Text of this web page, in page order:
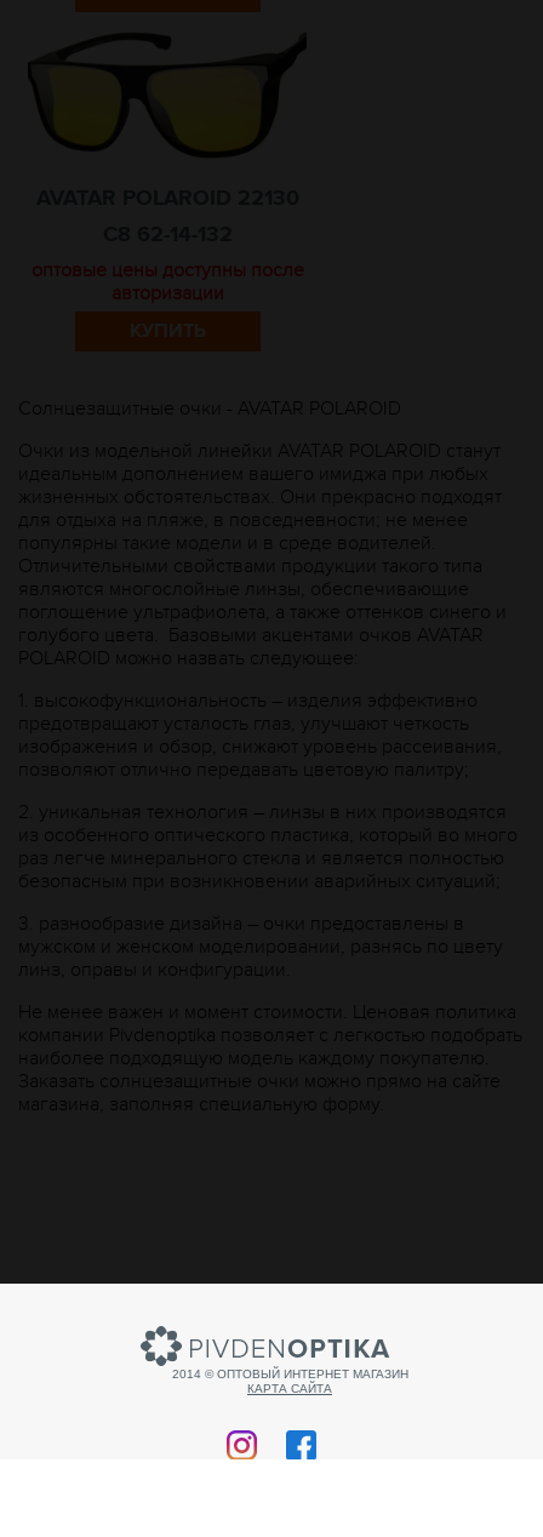
оптовые цены доступны после
авторизации
КУПИТЬ
Солнцезащитные очки - AVATAR POLAROID
Очки из модельной линейки AVATAR POLAROID станут
идеальным дополнением вашего имиджа при любых
жизненных обстоятельствах. Они прекрасно подходят
для отдыха на пляже, в повседневности; не менее
популярны такие модели и в среде водителей.
Отличительными свойствами продукции такого типа
являются многослойные линзы, обеспечивающие
поглощение ультрафиолета, а также оттенков синего и
голубого цвета. Базовыми акцентами очков AVATAR
POLAROID можно назвать следующее:
высокофункциональность – изделия эффективно
предотвращают усталость глаз, улучшают четкость
изображения и обзор, снижают уровень рассеивания,
позволяют отлично передавать цветовую палитру;
2.
уникальная технология – линзы в них производятся
из особенного оптического пластика, который во много
раз легче минерального стекла и является полностью
безопасным при возникновении аварийных ситуаций;
3.
разнообразие дизайна – очки предоставлены в
мужском и женском моделировании, разнясь по цвету
линз, оправы и конфигурации.
Не менее важен и момент стоимости. Ценовая политика
компании Рivdenoptika позволяет с легкостью подобрать
наиболее подходящую модель каждому покупателю.
Заказать солнцезащитные очки можно прямо на сайте
магазина, заполняя специальную форму.
2014 © ОПТОВЫЙ ИНТЕРНЕТ МАГАЗИН
КАРТА САЙТА